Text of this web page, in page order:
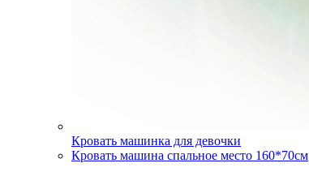
Кровать машинка для девочки
Кровать машина спальное место 160*70см